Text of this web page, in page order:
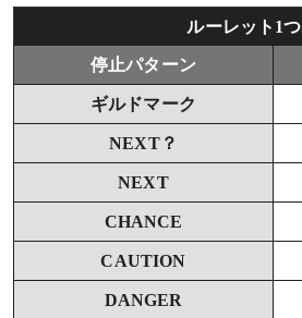
ルーレット1つ
停止パターン
ギルドマーク
NEXT？
NEXT
CHANCE
CAUTION
DANGER